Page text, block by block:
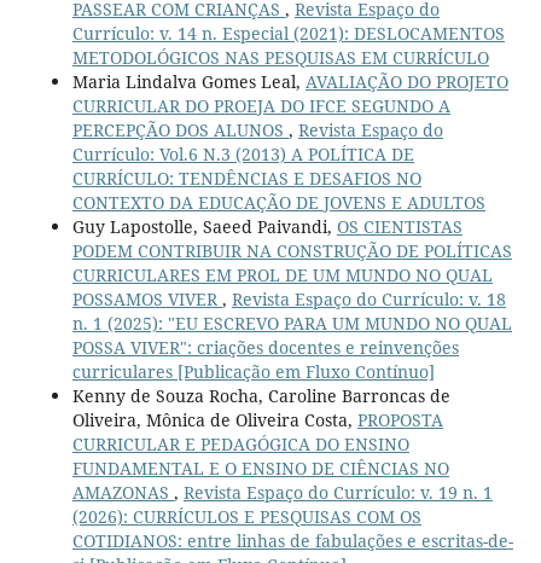
PASSEAR COM CRIANÇAS , Revista Espaço do
Currículo: v. 14 n. Especial (2021): DESLOCAMENTOS
METODOLÓGICOS NAS PESQUISAS EM CURRÍCULO
Maria Lindalva Gomes Leal, AVALIAÇÃO DO PROJETO
CURRICULAR DO PROEJA DO IFCE SEGUNDO A
PERCEPÇÃO DOS ALUNOS , Revista Espaço do
Currículo: Vol.6 N.3 (2013) A POLÍTICA DE
CURRÍCULO: TENDÊNCIAS E DESAFIOS NO
CONTEXTO DA EDUCAÇÃO DE JOVENS E ADULTOS
Guy Lapostolle, Saeed Paivandi, OS CIENTISTAS
PODEM CONTRIBUIR NA CONSTRUÇÃO DE POLÍTICAS
CURRICULARES EM PROL DE UM MUNDO NO QUAL
POSSAMOS VIVER, Revista Espaço do Currículo: v. 18
n. 1 (2025): "EU ESCREVO PARA UM MUNDO NO QUAL
POSSA VIVER": criações docentes e reinvenções
curriculares [Publicação em Fluxo Contínuo]
Kenny de Souza Rocha, Caroline Barroncas de
Oliveira, Mônica de Oliveira Costa, PROPOSTA
CURRICULAR E PEDAGÓGICA DO ENSINO
FUNDAMENTAL E O ENSINO DE CIÊNCIAS NO
AMAZONAS , Revista Espaço do Currículo: v. 19 n. 1
(2026): CURRÍCULOS E PESQUISAS COM OS
COTIDIANOS: entre linhas de fabulações e escritas-de-